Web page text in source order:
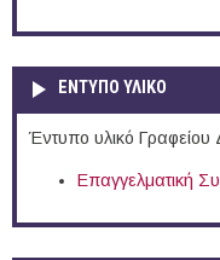
ΕΝΤΥΠΟ ΥΛΙΚΟ
Έντυπο υλικό Γραφείου
Επαγγελματική